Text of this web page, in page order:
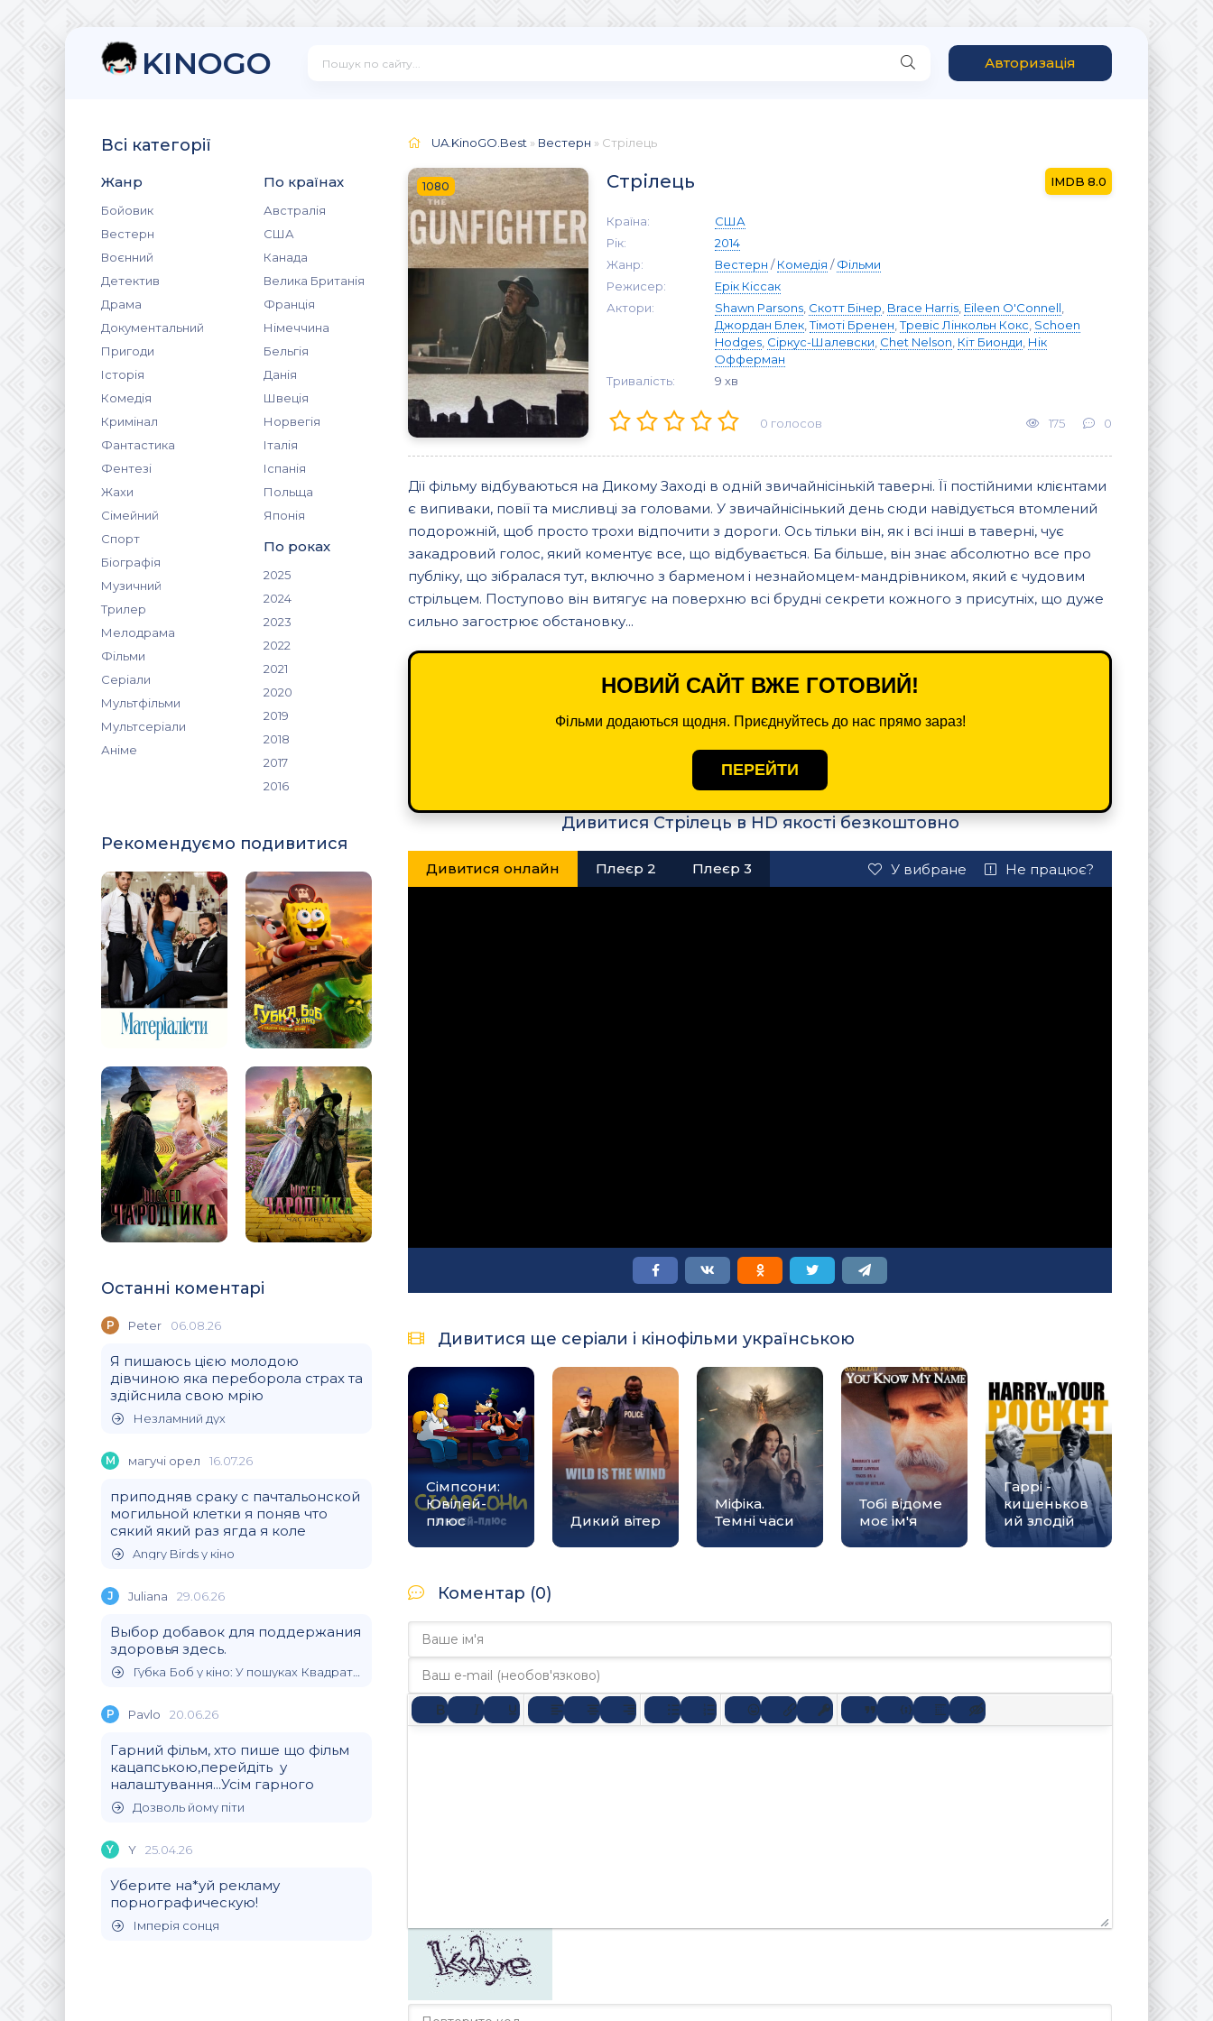
KINOGO Авторизація
Всі категорії
Жанр
Бойовик
Вестерн
Воєнний
Детектив
Драма
Документальний
Пригоди
Історія
Комедія
Кримінал
Фантастика
Фентезі
Жахи
Сімейний
Спорт
Біографія
Музичний
Трилер
Мелодрама
Фільми
Серіали
Мультфільми
Мультсеріали
Аніме
По країнах
Австралія
США
Канада
Велика Британія
Франція
Німеччина
Бельгія
Данія
Швеція
Норвегія
Італія
Іспанія
Польща
Японія
По роках
2025
2024
2023
2022
2021
2020
2019
2018
2017
2016
Рекомендуємо подивитися
Останні коментарі
P Peter 06.08.26
Я пишаюсь цією молодою
дівчиною яка переборола страх та
здійснила свою мрію
Незламний дух
М магучi орел 16.07.26
приподняв сраку с пачтальонской
могильной клетки я поняв что
сякий який раз ягда я коле
Angry Birds у кіно
J Juliana 29.06.26
Выбор добавок для поддержания
здоровья здесь.
Губка Боб у кіно: У пошуках Квадратних Штанів
P Pavlo 20.06.26
Гарний фільм, хто пише що фільм
кацапською,перейдіть у
налаштування...Усім гарного
Дозволь йому піти
Y Y 25.04.26
Уберите на*уй рекламу
порнографическую!
Імперія сонця
UA.KinoGO.Best » Вестерн » Стрілець
1080 Стрілець 8.0
Країна:
США
Рік:
2014
Жанр:
Вестерн /Комедія /Фільми
Режисер:
Ерік Кіссак
Актори:
Shawn Parsons, Скотт Бінер, Brace Harris, Eileen O'Connell,
Джордан Блек,Тімоті Бренен,Тревіс Лінкольн Кокс, Schoen
Hodges, Сіркус-Шалевски, Chet Nelson, Кіт Бионди, Нік
Офферман
Тривалість:
9 хв
0 голосов 175 0
Дії фільму відбуваються на Дикому Заході в одній звичайнісінькій таверні. Її постійними клієнтами
є випиваки, повії та мисливці за головами. У звичайнісінький день сюди навідується втомлений
подорожній, щоб просто трохи відпочити з дороги. Ось тільки він, як і всі інші в таверні, чує
закадровий голос, який коментує все, що відбувається. Ба більше, він знає абсолютно все про
публіку, що зібралася тут, включно з барменом і незнайомцем-мандрівником, який є чудовим
стрільцем. Поступово він витягує на поверхню всі брудні секрети кожного з присутніх, що дуже
сильно загострює обстановку...
НОВИЙ САЙТ ВЖЕ ГОТОВИЙ!
Фільми додаються щодня. Приєднуйтесь до нас прямо зараз!
ПЕРЕЙТИ
Дивитися Стрілець в HD якості безкоштовно
Дивитися онлайн Плеєр 2 Плеєр 3 У вибране Не працює?
Дивитися ще серіали і кінофільми українською
Сімпсони:
Ювілей-
плюс
Дикий вітер
Міфіка.
Темні часи
Тобі відоме
моє ім'я
Гаррі -
кишеньков
ий злодій
Коментар (0)